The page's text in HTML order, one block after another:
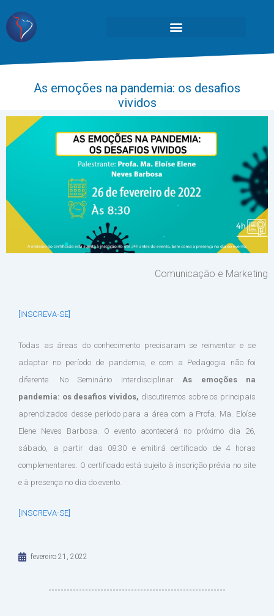
As emoções na pandemia: os desafios
vividos
Comunicação e Marketing
[INSCREVA-SE]
Todas as áreas do conhecimento precisaram se reinventar e se
adaptar no período de pandemia, e com a Pedagogia não foi
diferente. No Seminário Interdisciplinar As emoções na
pandemia: os desafios vividos, discutiremos sobre os principais
aprendizados desse período para a área com a Profa. Ma. Eloíse
Elene Neves Barbosa. O evento acontecerá no próximo dia 26,
sábado, a partir das 08:30 e emitirá certificado de 4 horas
complementares. O certificado está sujeito à inscrição prévia no site
e à presença no dia do evento.
[INSCREVA-SE]
fevereiro 21, 2022